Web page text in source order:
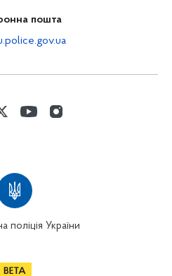
пошта
поліція України